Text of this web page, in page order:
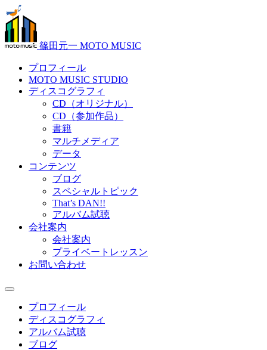
篠田元一 MOTO MUSIC
プロフィール
MOTO MUSIC STUDIO
ディスコグラフィ
CD（オリジナル）
CD（参加作品）
書籍
マルチメディア
データ
コンテンツ
ブログ
スペシャルトピック
That’s DAN!!
アルバム試聴
会社案内
会社案内
プライベートレッスン
お問い合わせ
プロフィール
ディスコグラフィ
アルバム試聴
ブログ